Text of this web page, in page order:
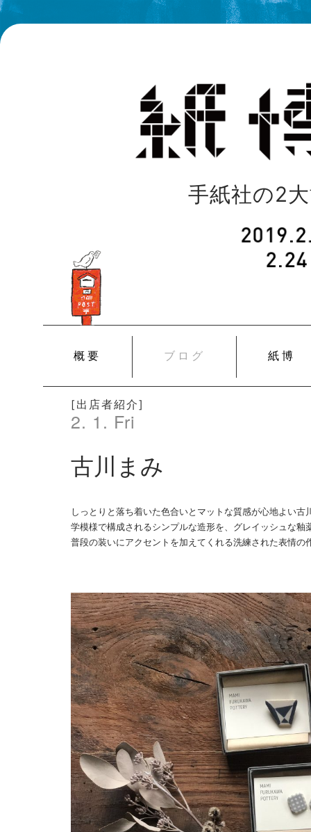
手紙社の2
CONTENT
概要 ブログ 紙博
[出店者紹介]
2. 1. Fri
古川まみ
しっとりと落ち着いた色合いとマットな質感が心地よい
学模様で構成されるシンプルな造形を、グレイッシュな
普段の装いにアクセントを加えてくれる洗練された表情